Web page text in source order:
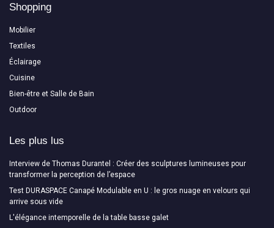
Shopping
Mobilier
Textiles
Éclairage
Cuisine
Bien-être et Salle de Bain
Outdoor
Les plus lus
Interview de Thomas Durantel : Créer des sculptures lumineuses pour
transformer la perception de l’espace
Test DURASPACE Canapé Modulable en U : le gros nuage en velours qui
arrive sous vide
L'élégance intemporelle de la table basse galet